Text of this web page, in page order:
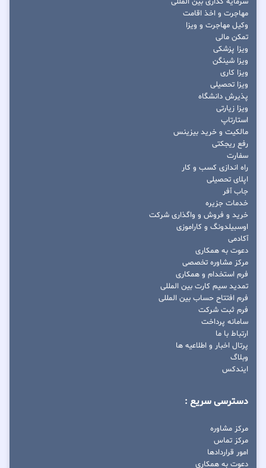
مهاجرت و اخذ اقامت
وکیل مهاجرت و ویزا
تمکن مالی
ویزا پزشکی
ویزا شینگن
ویزا کاری
ویزا تحصیلی
پذیرش دانشگاه
ویزا زیارتی
استارتاپ
مالکیت و خرید بیزینس
رفع ریجکتی
سفارت
راه اندازی کسب و کار
اپلای تحصیلی
جاب آفر
خدمات جزیره
خرید و فروش و واگذاری شرکت
اوسبیلدونگ و کاراموزی
آکادمی
دعوت به همکاری
مرکز مشاوره تخصصی
فرم استخدام و همکاری
تمدید سیم کارت بین المللی
فرم افتتاح حساب بین المللی
فرم ثبت شرکت
سامانه پرداخت
ارتباط با ما
پرتال اخبار و اطلاعیه ها
وبلاگ
ایندکس
دسترسی سریع :
مرکز مشاوره
مرکز تماس
امور قراردادها
دعوت به همکاری